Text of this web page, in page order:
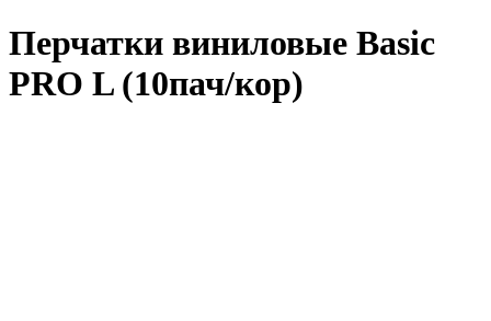
Перчатки виниловые Basic
PRO L (10пач/кор)